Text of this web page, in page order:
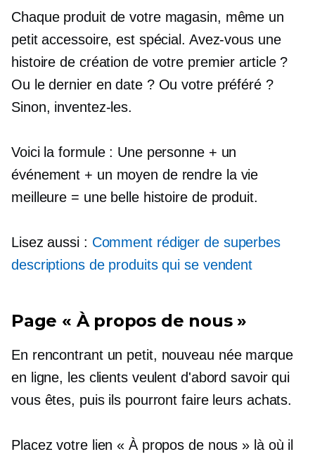
Chaque produit de votre magasin, même un
petit accessoire, est spécial. Avez-vous une
histoire de création de votre premier article ?
Ou le dernier en date ? Ou votre préféré ?
Sinon, inventez-les.
Voici la formule : Une personne + un
événement + un moyen de rendre la vie
meilleure = une belle histoire de produit.
Lisez aussi : Comment rédiger de superbes
descriptions de produits qui se vendent
Page « À propos de nous »
En rencontrant un petit, nouveau néemarque
en ligne, les clients veulent d'abord savoir qui
vous êtes, puis ils pourront faire leurs achats.
Placez votre lien « À propos de nous » là où il